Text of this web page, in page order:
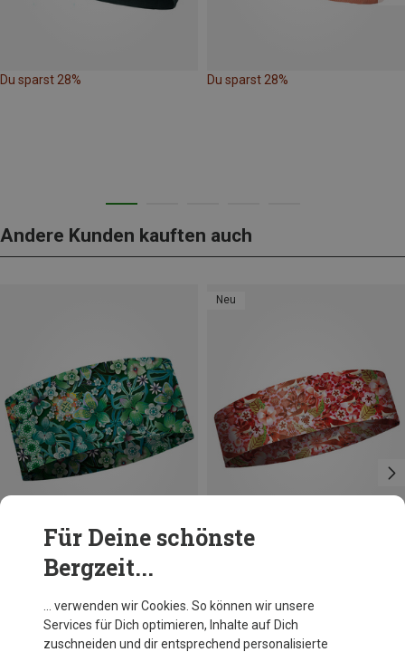
Du sparst 28% Du sparst 28%
Andere Kunden kauften auch
+10
Catalina Estrada Coolmax Eco Stirnband
ONE SIZE
Neu
MATT
18,36 €
Für Deine schönste
Bergzeit...
… verwenden wir Cookies. So können wir unsere
Services für Dich optimieren, Inhalte auf Dich
zuschneiden und dir entsprechend personalisierte